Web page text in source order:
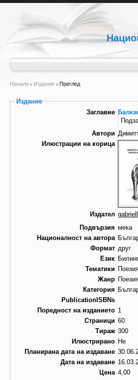
Начало Издания Преглед
Издание
Заглавие
Автори
Илюстрации на корица
Издател
Подвързия мека
Националност на автора
Формат друг
Език
Тематики
Жанр
Категория
PublicationISBNs
Поредност на изданието 1
Страници 60
Тираж 300
Илюстрирано Не
Планирана дата на издаване
Дата на издаване
Цена 4,00